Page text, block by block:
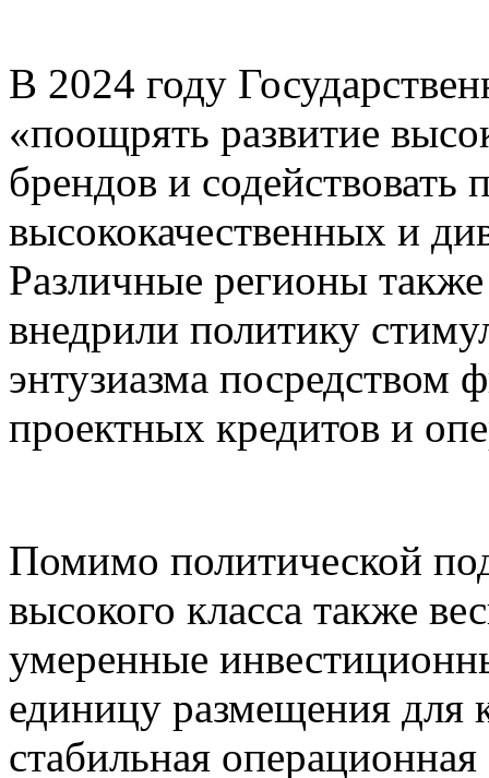
В 2024 году
«поощрять развитие
брендов и содействовать
высококачественных и
Различные регионы
внедрили политику
энтузиазма посредством
проектных кредитов и
Помимо политической
высокого класса также
умеренные
единицу размещения для
стабильная